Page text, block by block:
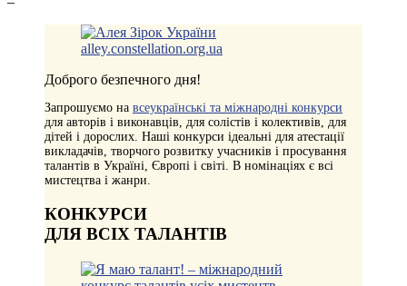
Доброго безпечного дня!
Запрошуємо на всеукраїнські та міжнародні конкурси
для авторів і виконавців, для солістів і колективів, для
дітей і дорослих. Наші конкурси ідеальні для атестації
викладачів, творчого розвитку учасників і просування
талантів в Україні, Європі і світі. В номінаціях є всі
мистецтва і жанри.
КОНКУРСИ
ДЛЯ ВСІХ ТАЛАНТІВ